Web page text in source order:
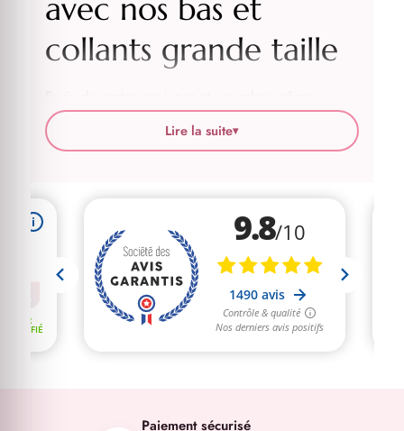
avec nos bas et
collants grande taille
lorsqu’il fait
? Quelque chose nous dit que vos
jambesvont adorer noscollants grande taille!
chez Fashion Curvy Shop, nous avons pensé à tous
les styles. Ainsi, quelle que soit votre personnalité,
vous trouverez à coup sûr un modèle adapté à vos
cuisses généreuses
. Vous êtes d’humeur
audacieuse ? Faites-vous plaisir avec notre sélection
bas grande taille. Et pour l’été, pas de panique
prendront le relai
Lire la suite▾
Paiement sécurisé